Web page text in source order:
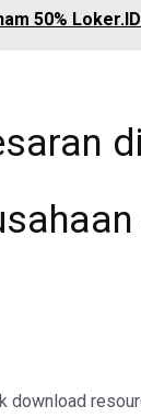
50% Loker.ID
download